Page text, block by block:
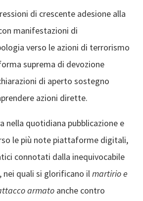
di crescente adesione alla
manifestazioni di
verso le azioni di terrorismo
suprema di devozione
di aperto sostegno
azioni dirette.
nella quotidiana pubblicazione e
le più note piattaforme digitali,
connotati dalla inequivocabile
quali si glorificano ilmartirio e
armato anche contro